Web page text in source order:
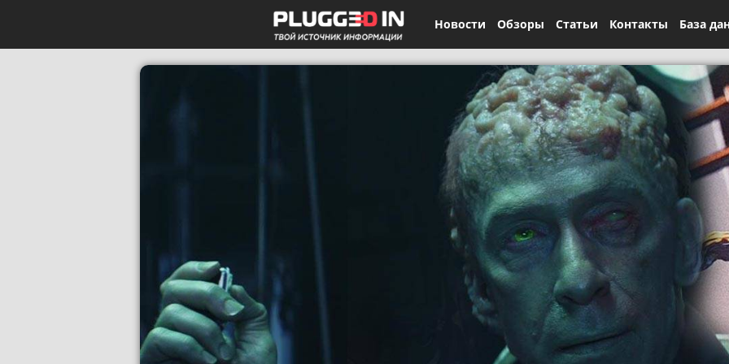
Новости Обзоры Статьи Контакты База